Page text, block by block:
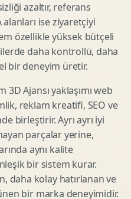
azaltır, referans
ise ziyaretçiyi
özellikle yüksek bütçeli
daha kontrollü, daha
bir deneyim üretir.
3D Ajansı yaklaşımı web
reklam kreatifi, SEO ve
birleştirir. Ayrı ayrı iyi
parçalar yerine,
aynı kalite
bir sistem kurar.
daha kolay hatırlanan ve
bir marka deneyimidir.